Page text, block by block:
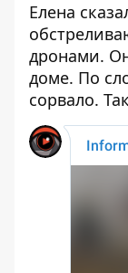
Елена
дронами.
доме. По
сорвало.